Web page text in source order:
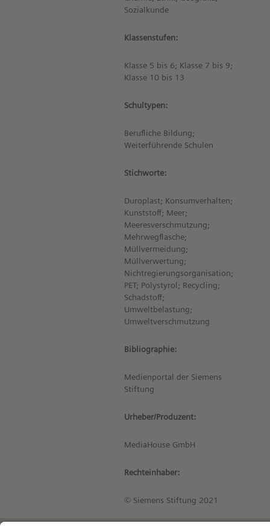
Sozialkunde
Klassenstufen:
Klasse 5 bis 6; Klasse 7 bis 9;
Klasse 10 bis 13
Schultypen:
Berufliche Bildung;
Weiterführende Schulen
Stichworte:
Duroplast; Konsumverhalten;
Kunststoff; Meer;
Meeresverschmutzung;
Mehrwegflasche;
Müllvermeidung;
Müllverwertung;
Nichtregierungsorganisation;
PET; Polystyrol; Recycling;
Schadstoff;
Umweltbelastung;
Umweltverschmutzung
Bibliographie:
Medienportal der Siemens
Stiftung
Urheber/Produzent:
MediaHouse GmbH
Rechteinhaber:
© Siemens Stiftung 2021